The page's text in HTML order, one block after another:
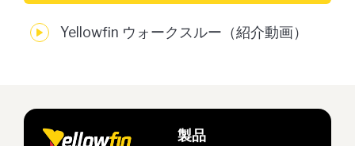
Yellowfin ウォークスルー（紹介動画）
製品